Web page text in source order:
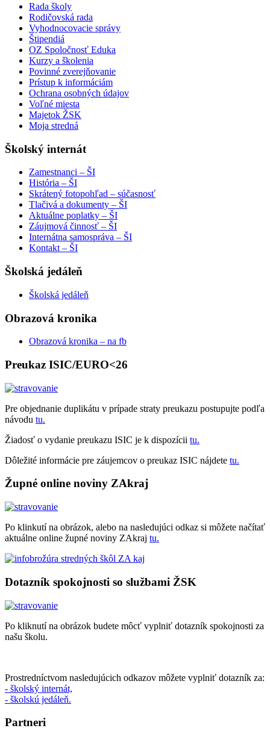
Rada školy
Rodičovská rada
Vyhodnocovacie správy
Štipendiá
OZ Spoločnosť Eduka
Kurzy a školenia
Povinné zverejňovanie
Prístup k informáciám
Ochrana osobných údajov
Voľné miesta
Majetok ŽSK
Moja stredná
Školský internát
Zamestnanci – ŠI
História – ŠI
Skrátený fotopohľad – súčasnosť
Tlačivá a dokumenty – ŠI
Aktuálne poplatky – ŠI
Záujmová činnosť – ŠI
Internátna samospráva – ŠI
Kontakt – ŠI
Školská jedáleň
Školská jedáleň
Obrazová kronika
Obrazová kronika – na fb
Preukaz ISIC/EURO<26
Pre objednanie duplikátu v prípade straty preukazu postupujte podľa
návodu tu.
Žiadosť o vydanie preukazu ISIC je k dispozícii tu.
Dôležité informácie pre záujemcov o preukaz ISIC nájdete tu.
Župné online noviny ZAkraj
Po klinkutí na obrázok, alebo na nasledujúci odkaz si môžete načítať
aktuálne online župné noviny ZAkraj tu.
Dotazník spokojnosti so službami ŽSK
Po kliknutí na obrázok budete môcť vyplniť dotazník spokojnosti za
našu školu.
Prostredníctvom nasledujúcich odkazov môžete vyplniť dotazník za:
- školský internát,
- školskú jedáleň.
Partneri